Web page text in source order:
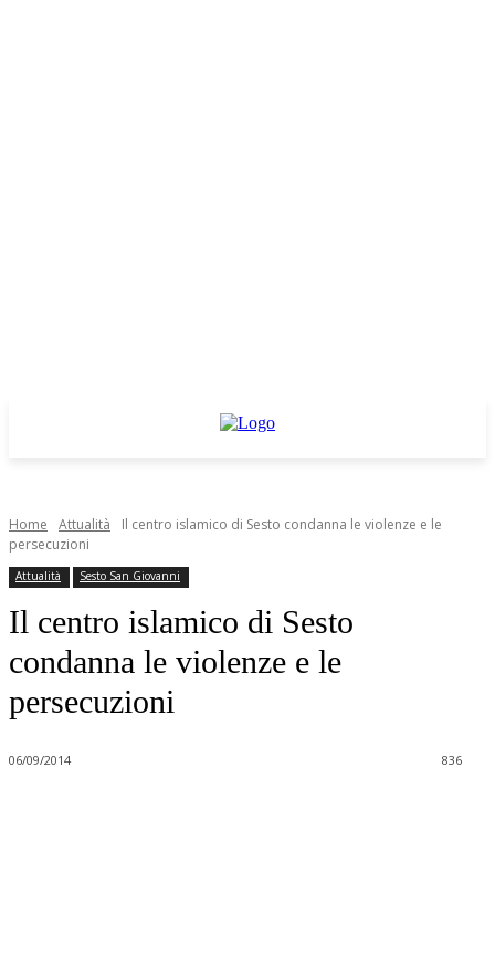
Home Attualità
Il centro islamico di Sesto condanna le violenze e le
persecuzioni
Attualità Sesto San Giovanni
Il centro islamico di Sesto
condanna le violenze e le
persecuzioni
06/09/2014 836